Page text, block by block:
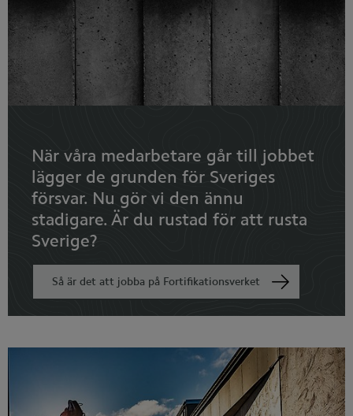
När våra medarbetare går till jobbet
lägger de grunden för Sveriges
försvar. Nu gör vi den ännu
stadigare. Är du rustad för att rusta
Sverige?
Så är det att jobba på Fortifikationsverket